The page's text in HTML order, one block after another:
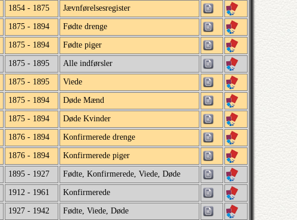
1854 - 1875 Jævnførelsesregister
1875 - 1894 Fødte drenge
1875 - 1894 Fødte piger
1875 - 1895 Alle indførsler
1875 - 1895 Viede
1875 - 1894 Døde Mænd
1875 - 1894 Døde Kvinder
1876 - 1894 Konfirmerede drenge
1876 - 1894 Konfirmerede piger
1895 - 1927 Fødte, Konfirmerede, Viede, Døde
1912 - 1961 Konfirmerede
1927 - 1942 Fødte, Viede, Døde